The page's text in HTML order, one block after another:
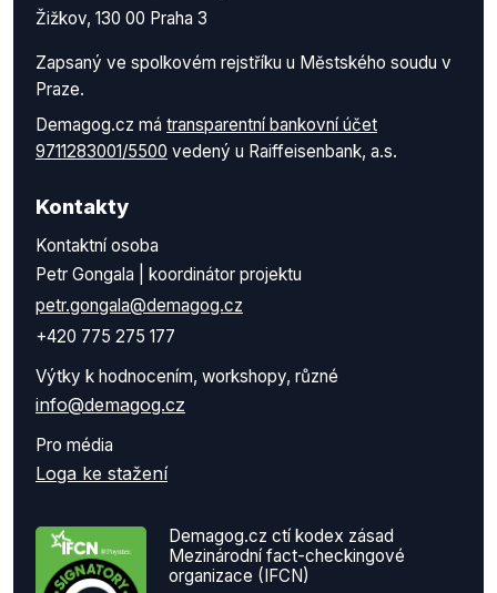
Žižkov, 130 00 Praha 3
Zapsaný ve spolkovém rejstříku u Městského soudu v
Praze.
Demagog.cz má transparentní bankovní účet
9711283001/5500 vedený u Raiffeisenbank, a.s.
Kontakty
Kontaktní osoba
Petr Gongala | koordinátor projektu
petr.gongala@demagog.cz
+420 775 275 177
Výtky k hodnocením, workshopy, různé
info@demagog.cz
Pro média
Loga ke stažení
Demagog.cz ctí kodex zásad
Mezinárodní fact-checkingové
organizace (IFCN)